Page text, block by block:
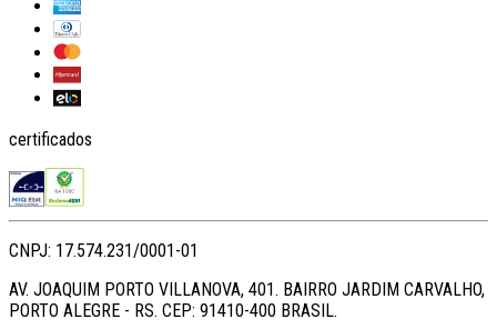
certificados
CNPJ: 17.574.231/0001-01
AV. JOAQUIM PORTO VILLANOVA, 401. BAIRRO JARDIM CARVALHO,
PORTO ALEGRE - RS. CEP: 91410-400 BRASIL.